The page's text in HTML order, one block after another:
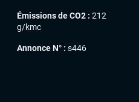
Émissions de CO2 : 212
g/kmc
Annonce N° : s446